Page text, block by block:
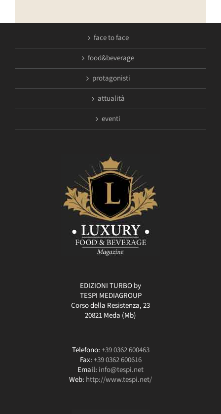
face to face
food&beverage
protagonisti
attualità
eventi
EDIZIONI TURBO by
TESPI MEDIAGROUP
Corso della Resistenza, 23
20821 Meda (Mb)
Telefono:+39 0362 600463
Fax:+39 0362 600616
Email: info@tespi.net
Web: http://www.tespi.net/